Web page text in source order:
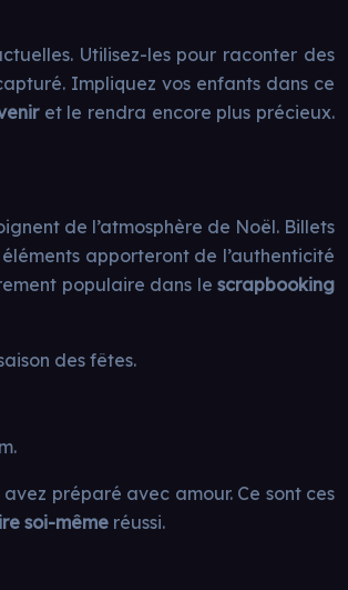
Utilisez-les pour raconter des
Impliquez vos enfants dans ce
et le rendra encore plus précieux.
de l’atmosphère de Noël. Billets
apporteront de l’authenticité
populaire dans le scrapbooking
des fêtes.
préparé avec amour. Ce sont ces
soi-même réussi.